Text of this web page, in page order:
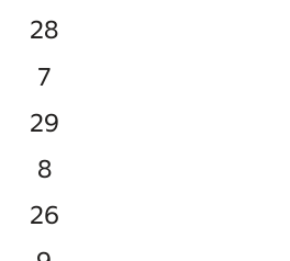
28
7
29
8
26